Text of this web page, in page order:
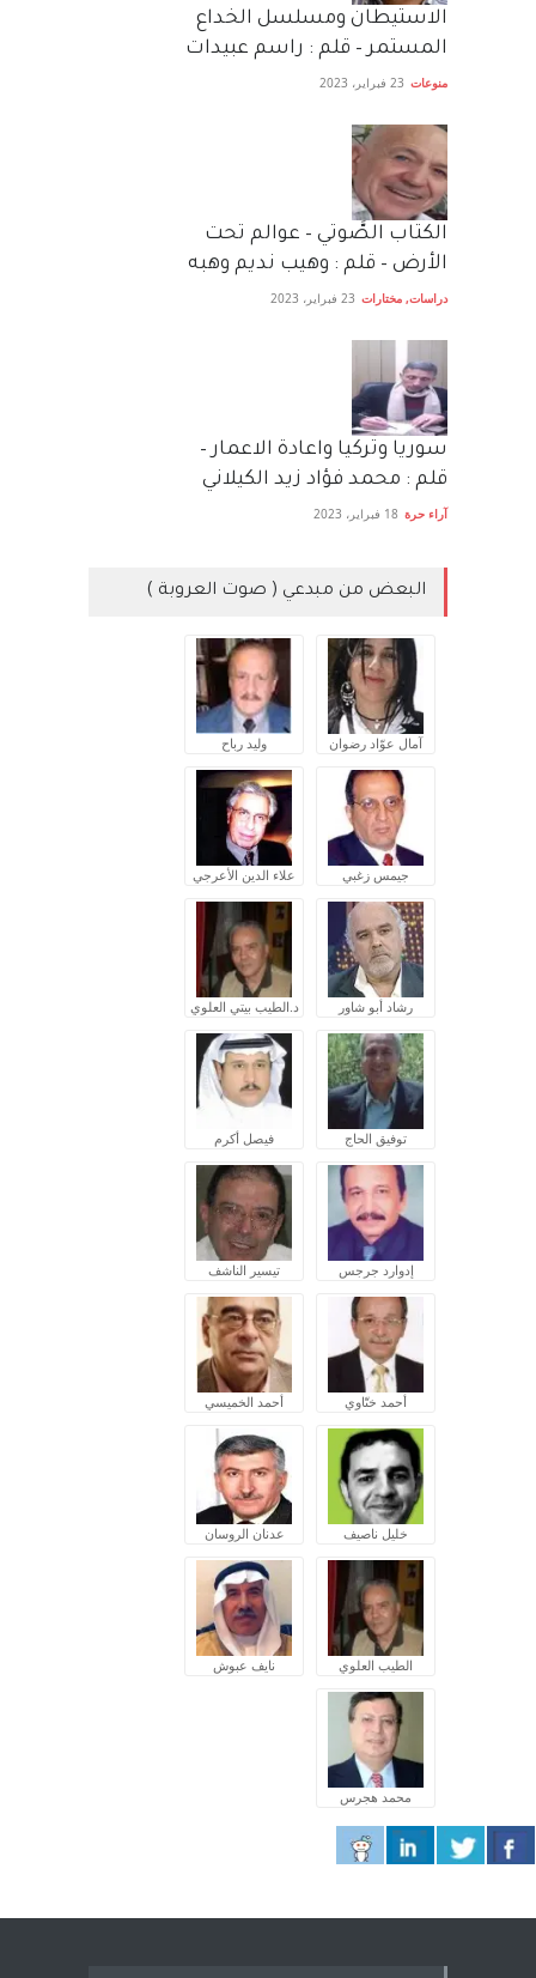
الاستيطان ومسلسل الخداع
المستمر – قلم : راسم عبيدات
منوعات 23 فبراير، 2023
الكتاب الصَّوتي – عوالم تحت
الأرض – قلم : وهيب نديم وهبه
دراسات, مختارات 23 فبراير، 2023
سوريا وتركيا واعادة الاعمار –
قلم : محمد فؤاد زيد الكيلاني
آراء حرة 18 فبراير، 2023
البعض من مبدعي ( صوت العروبة )
آمال عوّاد رضوان وليد رباح
جيمس زغبي علاء الدين الأعرجي
رشاد أبو شاور د.الطيب بيتي العلوي
توفيق الحاج فيصل أكرم
إدوارد جرجس تيسير الناشف
أحمد ختّاوي أحمد الخميسي
خليل ناصيف عدنان الروسان
الطيب العلوي نايف عبوش
محمد هجرس